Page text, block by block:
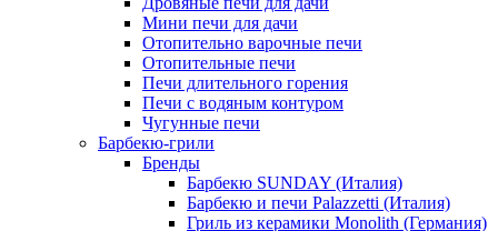
Мини печи для дачи
Отопительно варочные печи
Отопительные печи
Печи длительного горения
Печи с водяным контуром
Чугунные печи
Барбекю-грили
Бренды
Барбекю SUNDAY (Италия)
Барбекю и печи Palazzetti (Италия)
Гриль из керамики Monolith (Германия)